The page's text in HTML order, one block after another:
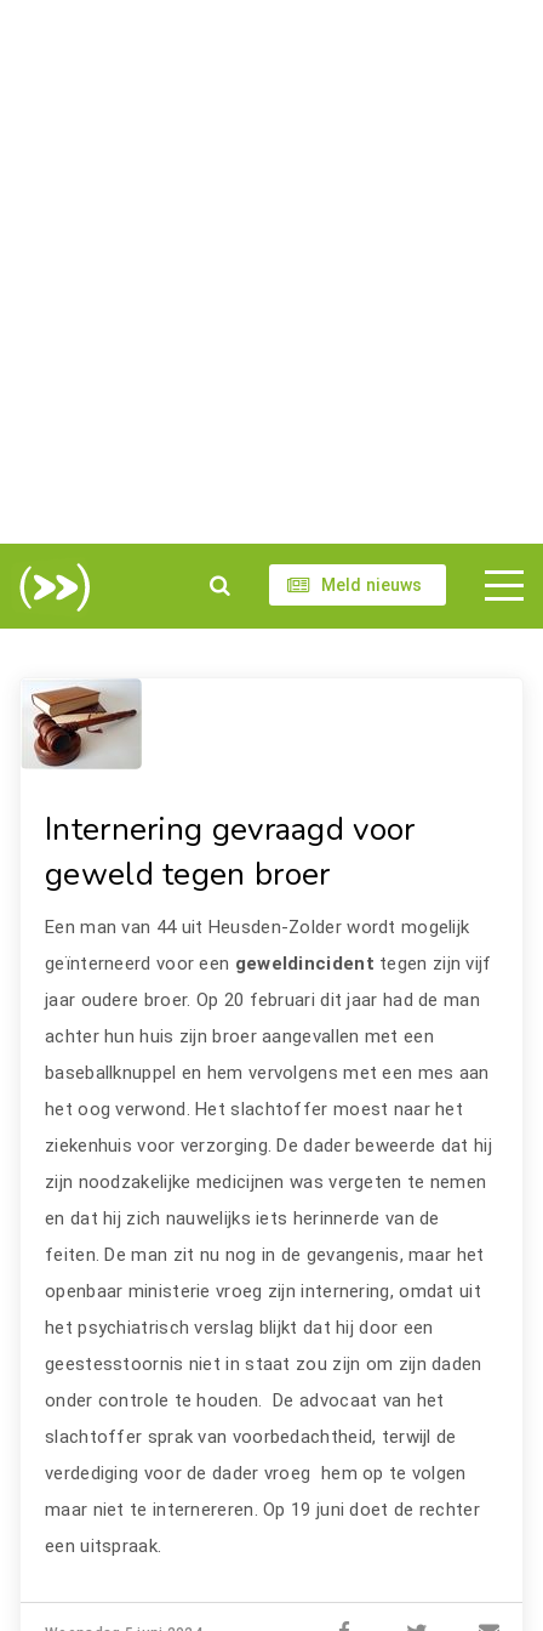
Meld nieuws
Internering gevraagd voor
geweld tegen broer
Een man van 44 uit Heusden-Zolder wordt mogelijk
geïnterneerd voor een geweldincident tegen zijn vijf
jaar oudere broer. Op 20 februari dit jaar had de man
achter hun huis zijn broer aangevallen met een
baseballknuppel en hem vervolgens met een mes aan
het oog verwond. Het slachtoffer moest naar het
ziekenhuis voor verzorging. De dader beweerde dat hij
zijn noodzakelijke medicijnen was vergeten te nemen
en dat hij zich nauwelijks iets herinnerde van de
feiten. De man zit nu nog in de gevangenis, maar het
openbaar ministerie vroeg zijn internering, omdat uit
het psychiatrisch verslag blijkt dat hij door een
geestesstoornis niet in staat zou zijn om zijn daden
onder controle te houden. De advocaat van het
slachtoffer sprak van voorbedachtheid, terwijl de
verdediging voor de dader vroeg hem op te volgen
maar niet te internereren. Op 19 juni doet de rechter
een uitspraak.